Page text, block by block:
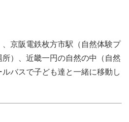
京阪電鉄枚方市駅（自然体験プ
）、近畿一円の自然の中（自然
バスで子ども達と一緒に移動し